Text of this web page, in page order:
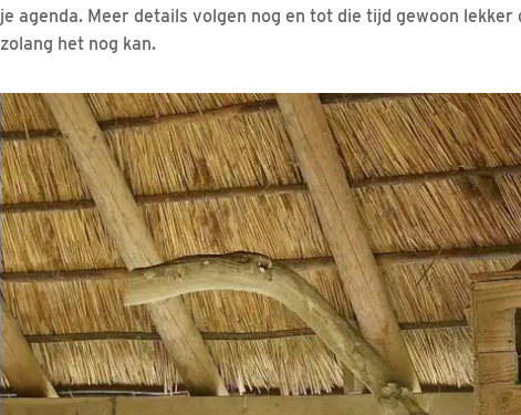
je agenda. Meer details volgen nog en tot die tijd gewoon
zolang het nog kan.